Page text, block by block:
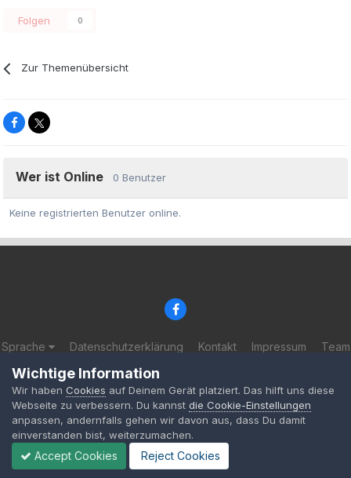
Folgen 0
Zur Themenübersicht
Wer ist Online 0 Benutzer
Keine registrierten Benutzer online.
Sprache Datenschutzerklärung Kontakt Impressum Team
© 2002-2025 BF-Games.net
Powered by Invision Community
Wichtige Information
Wir haben Cookies auf Deinem Gerät platziert. Das hilft uns diese
Webseite zu verbessern. Du kannst die Cookie-Einstellungen
anpassen, andernfalls gehen wir davon aus, dass Du damit
einverstanden bist, weiterzumachen.
Accept Cookies Reject Cookies